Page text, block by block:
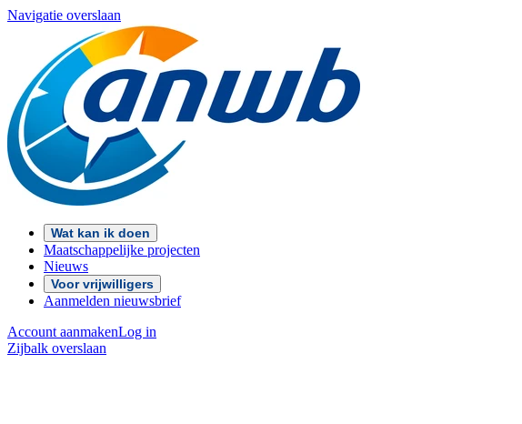
Navigatie overslaan
Wat kan ik doen
Maatschappelijke projecten
Nieuws
Voor vrijwilligers
Aanmelden nieuwsbrief
Account aanmakenLog in
Zijbalk overslaan